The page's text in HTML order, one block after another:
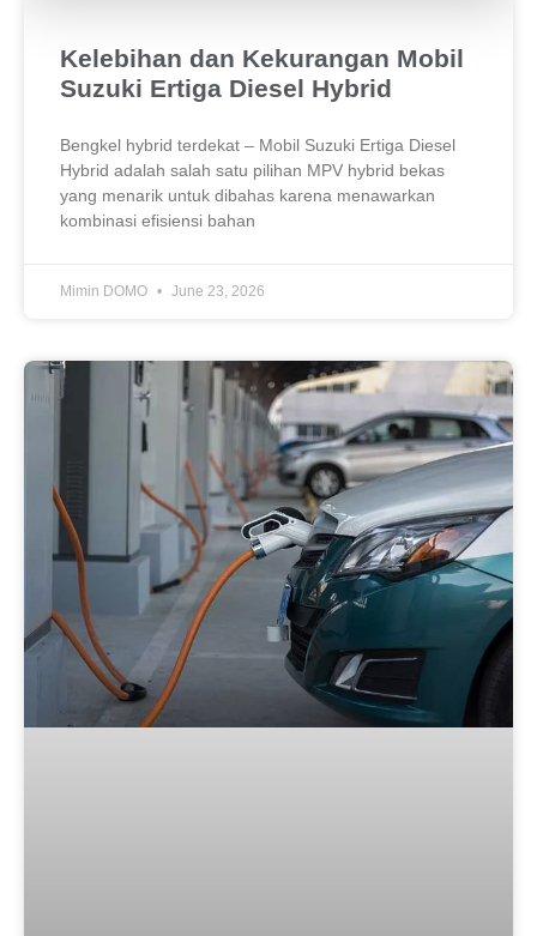
Kelebihan dan Kekurangan Mobil
Suzuki Ertiga Diesel Hybrid
Bengkel hybrid terdekat – Mobil Suzuki Ertiga Diesel
Hybrid adalah salah satu pilihan MPV hybrid bekas
yang menarik untuk dibahas karena menawarkan
kombinasi efisiensi bahan
Mimin DOMO June 23, 2026